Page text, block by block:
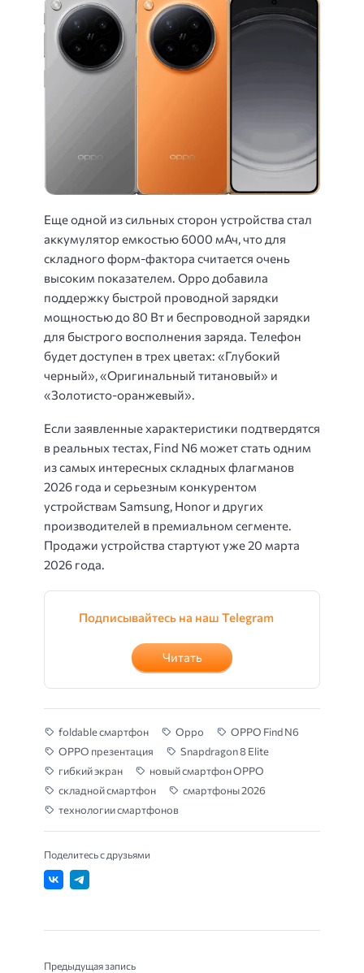
Еще одной из сильных сторон устройства стал
аккумулятор емкостью 6000 мАч, что для
складного форм-фактора считается очень
высоким показателем. Oppo добавила
поддержку быстрой проводной зарядки
мощностью до 80 Вт и беспроводной зарядки
для быстрого восполнения заряда. Телефон
будет доступен в трех цветах: «Глубокий
черный», «Оригинальный титановый» и
«Золотисто-оранжевый».
Если заявленные характеристики подтвердятся
в реальных тестах, Find N6 может стать одним
из самых интересных складных флагманов
2026 года и серьезным конкурентом
устройствам Samsung, Honor и других
производителей в премиальном сегменте.
Продажи устройства стартуют уже 20 марта
2026 года.
Подписывайтесь на наш Telegram
Читать
foldable смартфон Oppo
OPPO Find N6
OPPO презентация
Snapdragon 8 Elite
гибкий экран
новый смартфон OPPO
складной смартфон
смартфоны 2026
технологии смартфонов
Поделитесь с друзьями
Предыдущая запись